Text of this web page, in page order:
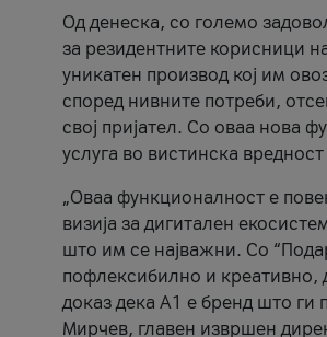
Од денеска, со големо
за резидентните корисници
уникатен производ кој им
според нивните потреби,
свој пријател. Со оваа нова
услуга во вистинска
„Оваа функционалност е
визија за дигитален
што им се најважни. Со
пофлексибилно и креативно,
доказ дека А1 е бренд што ги
Мирчев, главен извршен